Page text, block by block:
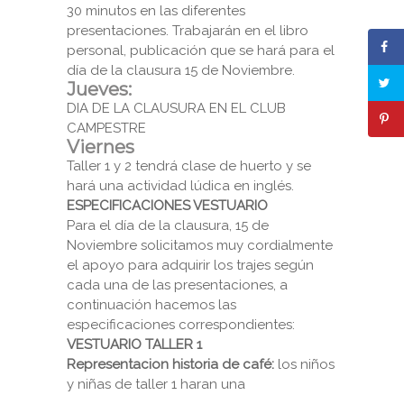
30 minutos en las diferentes
presentaciones. Trabajarán en el libro
personal, publicación que se hará para el
día de la clausura 15 de Noviembre.
Jueves:
DIA DE LA CLAUSURA EN EL CLUB
CAMPESTRE
Viernes
Taller 1 y 2 tendrá clase de huerto y se
hará una actividad lúdica en inglés.
ESPECIFICACIONES VESTUARIO
Para el día de la clausura, 15 de
Noviembre solicitamos muy cordialmente
el apoyo para adquirir los trajes según
cada una de las presentaciones, a
continuación hacemos las
especificaciones correspondientes:
VESTUARIO TALLER 1
Representacion historia de café: los niños
y niñas de taller 1 haran una